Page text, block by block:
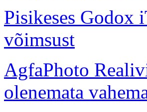
Pisikeses Godox
võimsust
AgfaPhoto
olenemata